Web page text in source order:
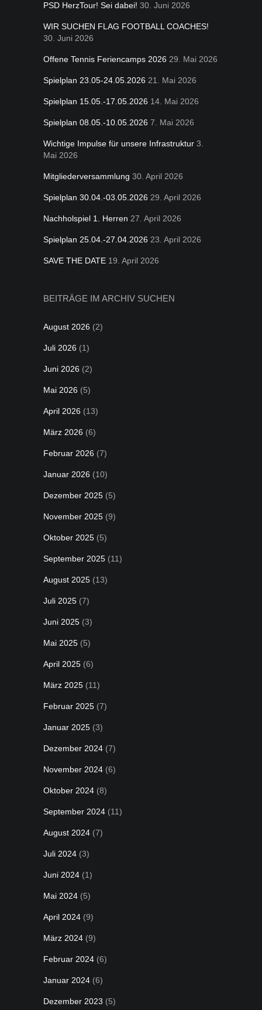
PSD HerzTour! Sei dabei! 30. Juni 2026
WIR SUCHEN FLAG FOOTBALL COACHES!
30. Juni 2026
Offene Tennis Feriencamps 2026 29. Mai 2026
Spielplan 23.05-24.05.2026 21. Mai 2026
Spielplan 15.05.-17.05.2026 14. Mai 2026
Spielplan 08.05.-10.05.2026 7. Mai 2026
Wichtige Impulse für unsere Infrastruktur 3.
Mai 2026
Mitgliederversammlung 30. April 2026
Spielplan 30.04.-03.05.2026 29. April 2026
Nachholspiel 1. Herren 27. April 2026
Spielplan 25.04.-27.04.2026 23. April 2026
SAVE THE DATE 19. April 2026
BEITRÄGE IM ARCHIV SUCHEN
August 2026 (2)
Juli 2026 (1)
Juni 2026 (2)
Mai 2026 (5)
April 2026 (13)
März 2026 (6)
Februar 2026 (7)
Januar 2026 (10)
Dezember 2025 (5)
November 2025 (9)
Oktober 2025 (5)
September 2025 (11)
August 2025 (13)
Juli 2025 (7)
Juni 2025 (3)
Mai 2025 (5)
April 2025 (6)
März 2025 (11)
Februar 2025 (7)
Januar 2025 (3)
Dezember 2024 (7)
November 2024 (6)
Oktober 2024 (8)
September 2024 (11)
August 2024 (7)
Juli 2024 (3)
Juni 2024 (1)
Mai 2024 (5)
April 2024 (9)
März 2024 (9)
Februar 2024 (6)
Januar 2024 (6)
Dezember 2023 (5)